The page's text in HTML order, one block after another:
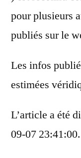
pour plusieurs
publiés sur le
Les infos
estimées
L’article a été
09-07 23:41:00.